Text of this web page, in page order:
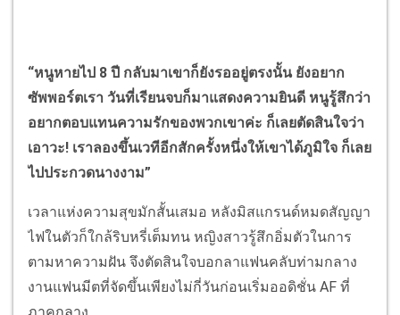
“หนูหายไป 8 ปี กลับมาเขาก็ยังรออยู่ตรงนั้น ยังอยาก
ซัพพอร์ตเรา วันที่เรียนจบก็มาแสดงความยินดี หนูรู้สึกว่า
อยากตอบแทนความรักของพวกเขาค่ะ ก็เลยตัดสินใจว่า
เอาวะ! เราลองขึ้นเวทีอีกสักครั้งหนึ่งให้เขาได้ภูมิใจ ก็เลย
ไปประกวดนางงาม”
เวลาแห่งความสุขมักสั้นเสมอ หลังมิสแกรนด์หมดสัญญา
ไฟในตัวก็ใกล้ริบหรี่เต็มทน หญิงสาวรู้สึกอิ่มตัวในการ
ตามหาความฝัน จึงตัดสินใจบอกลาแฟนคลับท่ามกลาง
งานแฟนมีตที่จัดขึ้นเพียงไม่กี่วันก่อนเริ่มออดิชั่น AF ที่